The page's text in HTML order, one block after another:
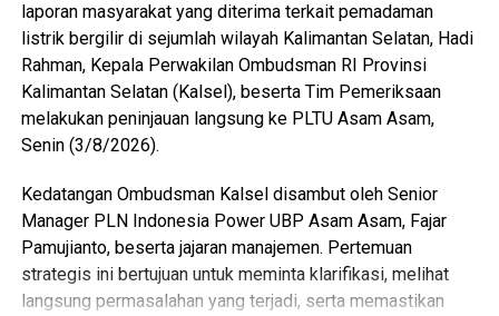
laporan masyarakat yang diterima terkait pemadaman
listrik bergilir di sejumlah wilayah Kalimantan Selatan, Hadi
Rahman, Kepala Perwakilan Ombudsman RI Provinsi
Kalimantan Selatan (Kalsel), beserta Tim Pemeriksaan
melakukan peninjauan langsung ke PLTU Asam Asam,
Senin (3/8/2026).
Kedatangan Ombudsman Kalsel disambut oleh Senior
Manager PLN Indonesia Power UBP Asam Asam, Fajar
Pamujianto, beserta jajaran manajemen. Pertemuan
strategis ini bertujuan untuk meminta klarifikasi, melihat
langsung permasalahan yang terjadi, serta memastikan